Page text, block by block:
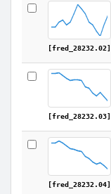
[fred_28232.02]
[fred_28232.03]
[fred_28232.04]